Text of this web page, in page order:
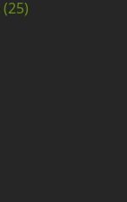
(25)